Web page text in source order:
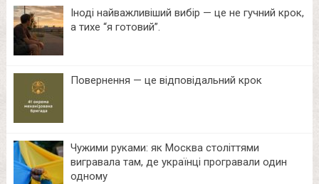
Іноді найважливіший вибір — це не гучний крок,
а тихе “я готовий”.
Повернення — це відповідальний крок
Чужими руками: як Москва століттями
вигравала там, де українці програвали один
одному